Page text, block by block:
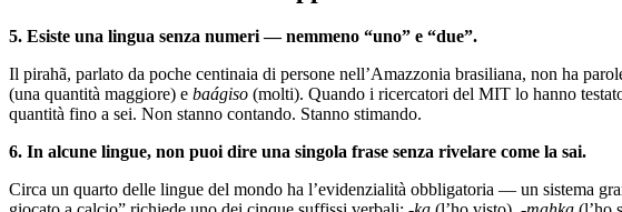
5. Esiste una lingua senza numeri — nemmeno “uno” e “due”.
Il pirahã, parlato da poche centinaia di persone nell’Amazzonia brasiliana, non ha
(una quantità maggiore) e baágiso (molti). Quando i ricercatori del MIT lo hanno
quantità fino a sei. Non stanno contando. Stanno stimando.
6. In alcune lingue, non puoi dire una singola frase senza rivelare come la sai.
Circa un quarto delle lingue del mondo ha l’evidenzialità obbligatoria — un sistema